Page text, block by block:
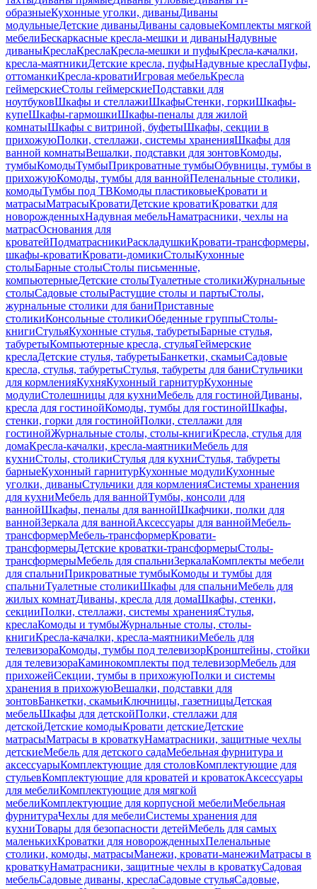
образныеКухонные уголки, диваныДиваны
модульныеДетские диваныДиваны садовыеКомплекты мягкой
мебелиБескаркасные кресла-мешки и диваныНадувные
диваныКреслаКреслаКресла-мешки и пуфыКресла-качалки,
кресла-маятникиДетские кресла, пуфыНадувные креслаПуфы,
оттоманкиКресла-кроватиИгровая мебельКресла
геймерскиеСтолы геймерскиеПодставки для
ноутбуковШкафы и стеллажиШкафыСтенки, горкиШкафы-
купеШкафы-гармошкиШкафы-пеналы для жилой
комнатыШкафы с витриной, буфетыШкафы, секции в
прихожуюПолки, стеллажи, системы храненияШкафы для
ванной комнатыВешалки, подставки для зонтовКомоды,
тумбыКомодыТумбыПрикроватные тумбыОбувницы, тумбы в
прихожуюКомоды, тумбы для ваннойПеленальные столики,
комодыТумбы под ТВКомоды пластиковыеКровати и
матрасыМатрасыКроватиДетские кроватиКроватки для
новорожденныхНадувная мебельНаматрасники, чехлы на
матрасОснования для
кроватейПодматрасникиРаскладушкиКровати-трансформеры,
шкафы-кроватиКровати-домикиСтолыКухонные
столыБарные столыСтолы письменные,
компьютерныеДетские столыТуалетные столикиЖурнальные
столыСадовые столыРастущие столы и партыСтолы,
журнальные столики для баниПриставные
столикиКонсольные столикиОбеденные группыСтолы-
книгиСтульяКухонные стулья, табуретыБарные стулья,
табуретыКомпьютерные кресла, стульяГеймерские
креслаДетские стулья, табуретыБанкетки, скамьиСадовые
кресла, стулья, табуретыСтулья, табуреты для баниСтульчики
для кормленияКухняКухонный гарнитурКухонные
модулиСтолешницы для кухниМебель для гостинойДиваны,
кресла для гостинойКомоды, тумбы для гостинойШкафы,
стенки, горки для гостинойПолки, стеллажи для
гостинойЖурнальные столы, столы-книгиКресла, стулья для
домаКресла-качалки, кресла-маятникиМебель для
кухниСтолы, столикиСтулья для кухниСтулья, табуреты
барныеКухонный гарнитурКухонные модулиКухонные
уголки, диваныСтульчики для кормленияСистемы хранения
для кухниМебель для ваннойТумбы, консоли для
ваннойШкафы, пеналы для ваннойШкафчики, полки для
ваннойЗеркала для ваннойАксессуары для ваннойМебель-
трансформерМебель-трансформерКровати-
трансформерыДетские кроватки-трансформерыСтолы-
трансформерыМебель для спальниЗеркалаКомплекты мебели
для спальниПрикроватные тумбыКомоды и тумбы для
спальниТуалетные столикиШкафы для спальниМебель для
жилых комнатДиваны, кресла для домаШкафы, стенки,
секцииПолки, стеллажи, системы храненияСтулья,
креслаКомоды и тумбыЖурнальные столы, столы-
книгиКресла-качалки, кресла-маятникиМебель для
телевизораКомоды, тумбы под телевизорКронштейны, стойки
для телевизораКаминокомплекты под телевизорМебель для
прихожейСекции, тумбы в прихожуюПолки и системы
хранения в прихожуюВешалки, подставки для
зонтовБанкетки, скамьиКлючницы, газетницыДетская
мебельШкафы для детскойПолки, стеллажи для
детскойДетские комодыКровати детскиеДетские
матрасыМатрасы в кроваткуНаматрасники, защитные чехлы
детскиеМебель для детского садаМебельная фурнитура и
аксессуарыКомплектующие для столовКомплектующие для
стульевКомплектующие для кроватей и кроватокАксессуары
для мебелиКомплектующие для мягкой
мебелиКомплектующие для корпусной мебелиМебельная
фурнитураЧехлы для мебелиСистемы хранения для
кухниТовары для безопасности детейМебель для самых
маленькихКроватки для новорожденныхПеленальные
столики, комоды, матрасыМанежи, кровати-манежиМатрасы в
кроваткуНаматрасники, защитные чехлы в кроваткуСадовая
мебельСадовые диваны, креслаСадовые стульяСадовые,